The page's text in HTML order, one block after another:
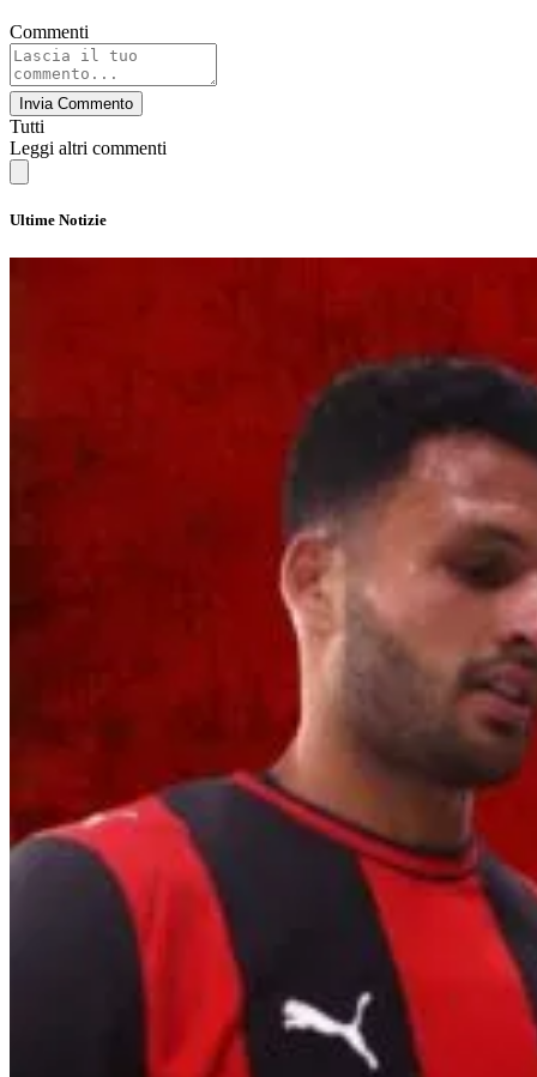
Commenti
Invia Commento
Tutti
Leggi altri commenti
Ultime Notizie